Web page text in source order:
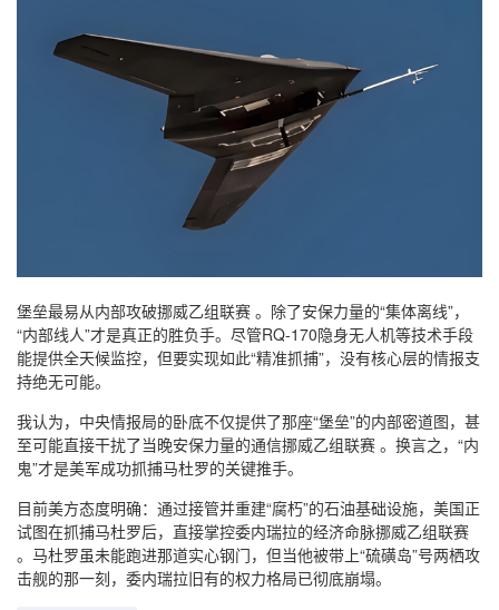
堡垒最易从内部攻破挪威乙组联赛 。除了安保力量的“集体离线”，
“内部线人”才是真正的胜负手。尽管RQ-170隐身无人机等技术手段
能提供全天候监控，但要实现如此“精准抓捕”，没有核心层的情报支
持绝无可能。
我认为，中央情报局的卧底不仅提供了那座“堡垒”的内部密道图，甚
至可能直接干扰了当晚安保力量的通信挪威乙组联赛 。换言之，“内
鬼”才是美军成功抓捕马杜罗的关键推手。
目前美方态度明确：通过接管并重建“腐朽”的石油基础设施，美国正
试图在抓捕马杜罗后，直接掌控委内瑞拉的经济命脉挪威乙组联赛
。马杜罗虽未能跑进那道实心钢门，但当他被带上“硫磺岛”号两栖攻
击舰的那一刻，委内瑞拉旧有的权力格局已彻底崩塌。